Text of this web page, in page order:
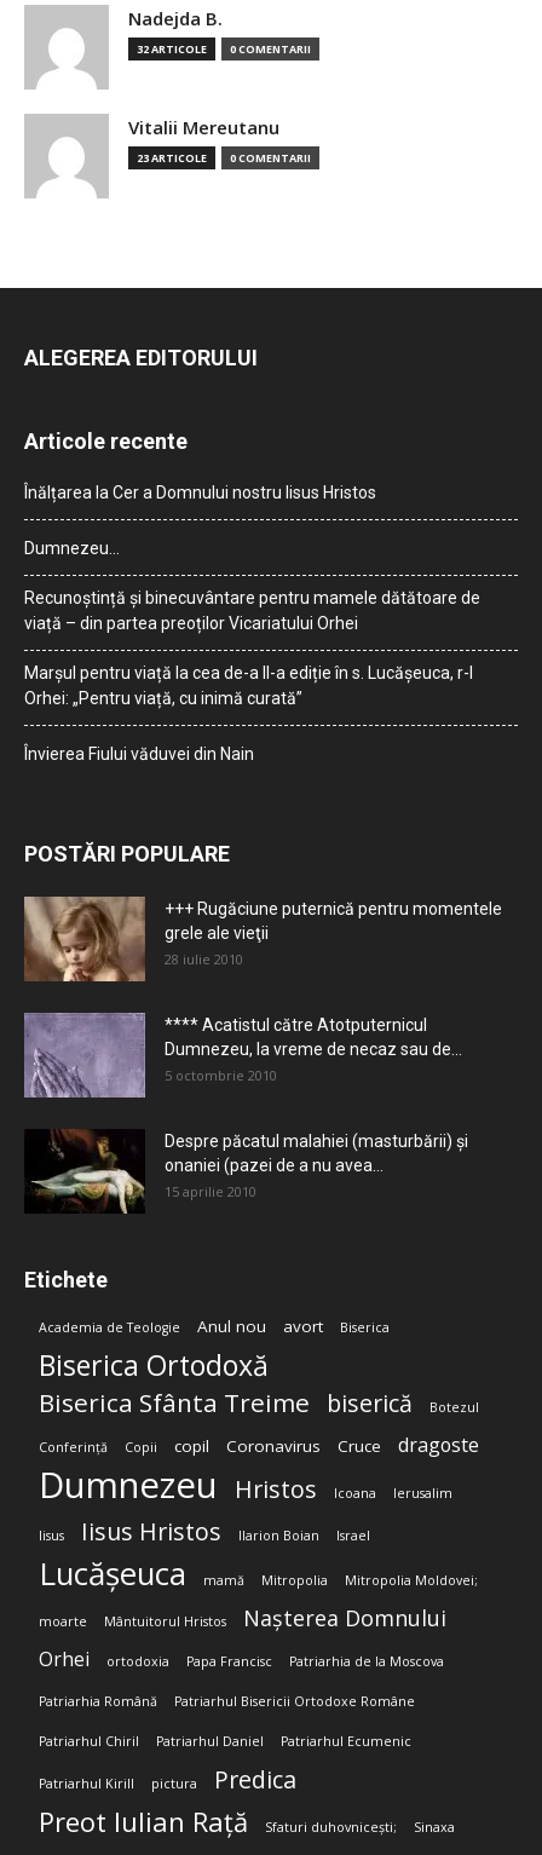
Nadejda B.
32 ARTICOLE 0 COMENTARII
Vitalii Mereutanu
23 ARTICOLE 0 COMENTARII
ALEGEREA EDITORULUI
Articole recente
Înălțarea la Cer a Domnului nostru Iisus Hristos
Dumnezeu…
Recunoștință și binecuvântare pentru mamele dătătoare de
viață – din partea preoților Vicariatului Orhei
Marșul pentru viață la cea de-a II-a ediție în s. Lucășeuca, r-l
Orhei: „Pentru viață, cu inimă curată”
Învierea Fiului văduvei din Nain
POSTĂRI POPULARE
+++ Rugăciune puternică pentru momentele
grele ale vieţii
28 iulie 2010
**** Acatistul către Atotputernicul
Dumnezeu, la vreme de necaz sau de...
5 octombrie 2010
Despre păcatul malahiei (masturbării) şi
onaniei (pazei de a nu avea...
15 aprilie 2010
Etichete
Academia de Teologie Anul nou avort Biserica
Biserica Ortodoxă
Biserica Sfânta Treime biserică Botezul
Conferință Copii copil Coronavirus Cruce dragoste
Dumnezeu Hristos Icoana Ierusalim
Iisus Iisus Hristos Ilarion Boian Israel
Lucășeuca mamă Mitropolia Mitropolia Moldovei;
moarte Mântuitorul Hristos Nașterea Domnului
Orhei ortodoxia Papa Francisc Patriarhia de la Moscova
Patriarhia Română Patriarhul Bisericii Ortodoxe Române
Patriarhul Chiril Patriarhul Daniel Patriarhul Ecumenic
Patriarhul Kirill pictura Predica
Preot Iulian Rață Sfaturi duhovnicești; Sinaxa